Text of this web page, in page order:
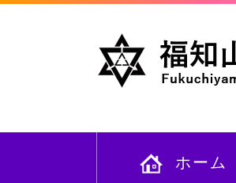
ホーム